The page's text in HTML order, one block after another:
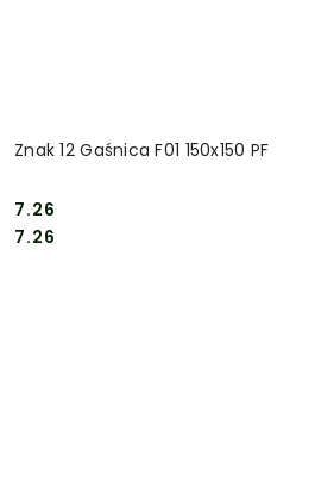
Znak 12 Gaśnica F01 150x150 PF
Cena:
7.26
Cena:
7.26